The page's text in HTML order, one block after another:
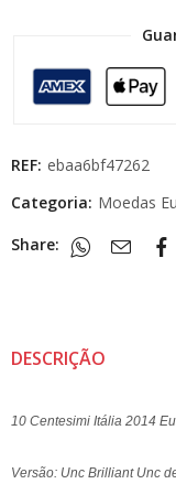
REF: ebaa6bf47262
Categoria: Moedas
Share:
DESCRIÇÃO
10 Centesimi Itália 2014
Versão: Unc Brilliant Unc